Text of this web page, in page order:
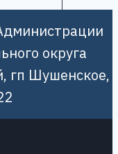
округа
гп Шушенское,